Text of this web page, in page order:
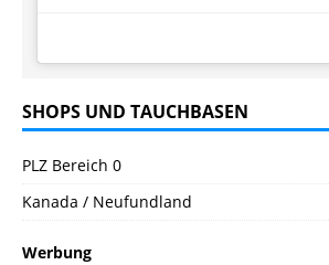
SHOPS UND TAUCHBASEN
PLZ Bereich 0
Kanada / Neufundland
Werbung